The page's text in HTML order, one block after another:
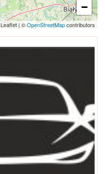
−
Leaflet|©OpenStreetMapcontributors